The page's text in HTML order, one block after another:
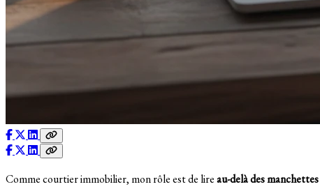
Comme courtier immobilier, mon rôle est de lireau-delà des manchettes